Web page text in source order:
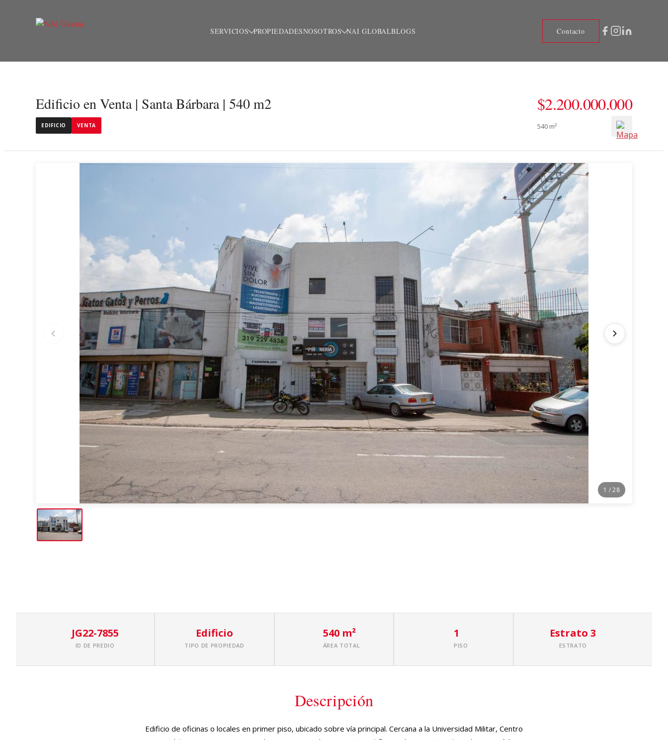
SERVICIOS PROPIEDADESNOSOTROS NAI GLOBALBLOGS Contacto
Edificio en Venta | Santa Bárbara | 540 m2
EDIFICIO VENTA
$2.200.000.000
540 m²
1 / 28
JG22-7855
ID DE PREDIO
Edificio
TIPO DE PROPIEDAD
540 m²
ÁREA TOTAL
1
PISO
Estrato 3
ESTRATO
Descripción
Edificio de oficinas o locales en primer piso, ubicado sobre vía principal. Cercana a la Universidad Militar, Centro